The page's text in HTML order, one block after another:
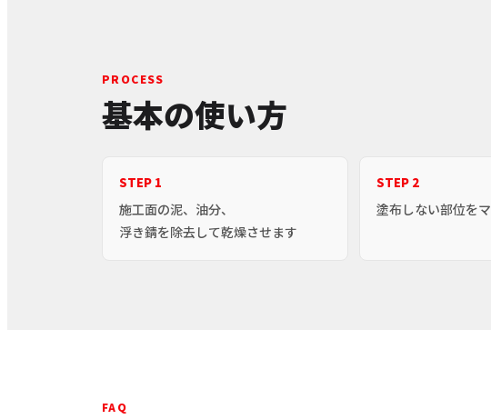
PROCESS
基本の使い方
STEP 1
施工面の泥、油分、
浮き錆を除去して乾燥させます
STEP 2
塗布しない部位を
FAQ